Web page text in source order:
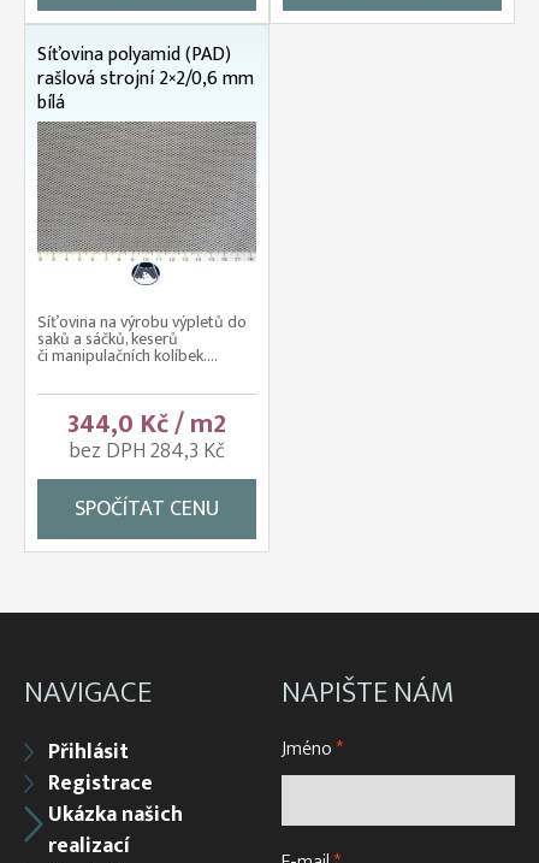
Síťovina polyamid (PAD)
rašlová strojní 2×2/0,6 mm
bílá
Síťovina na výrobu výpletů do
saků a sáčků, keserů
či manipulačních kolíbek....
344,0 Kč / m2
bez DPH 284,3 Kč
SPOČÍTAT CENU
NAVIGACE
Přihlásit
Registrace
Ukázka našich
realizací
NAPIŠTE NÁM
Jméno*